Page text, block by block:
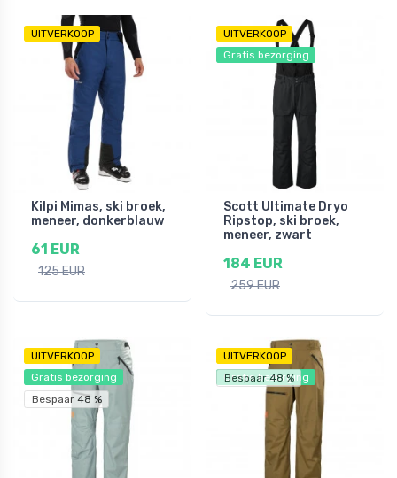
UITVERKOOP
Kilpi Mimas, ski broek,
meneer, donkerblauw
61 EUR
125 EUR
UITVERKOOP
Gratis bezorging
Scott Ultimate Dryo
Ripstop, ski broek,
meneer, zwart
184 EUR
259 EUR
UITVERKOOP
Gratis bezorging
Bespaar 48 %
UITVERKOOP
Gratis bezorging
Bespaar 48 %